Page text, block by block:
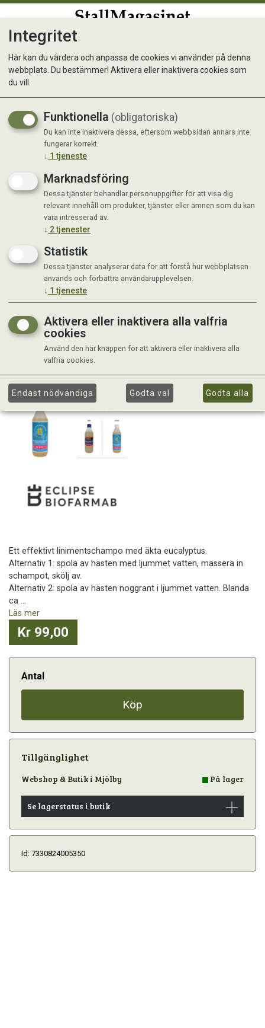
Muskelschampo med
linimenteffekt 0,5 L
Ett effektivt linimentschampo med äkta eucalyptus.
Alternativ 1: spola av hästen med ljummet vatten, massera in
schampot, skölj av.
Alternativ 2: spola av hästen noggrant i ljummet vatten. Blanda
ca ...
Läs mer
Kr 99,00
Antal
Köp
Tillgänglighet
Webshop & Butik i Mjölby På lager
Se lagerstatus i butik
Id: 7330824005350
Integritet
Här kan du värdera och anpassa de cookies vi använder på denna
webbplats. Du bestämmer! Aktivera eller inaktivera cookies som
du vill.
Funktionella (obligatoriska)
Du kan inte inaktivera dessa, eftersom webbsidan annars inte
fungerar korrekt.
↓ 1 tjeneste
Marknadsföring
Dessa tjänster behandlar personuppgifter för att visa dig
relevant innehåll om produkter, tjänster eller ämnen som du kan
vara intresserad av.
↓ 2tjenester
Statistik
Dessa tjänster analyserar data för att förstå hur webbplatsen
används och förbättra användarupplevelsen.
↓ 1 tjeneste
Aktivera eller inaktivera alla valfria
cookies
Använd den här knappen för att aktivera eller inaktivera alla
valfria cookies.
Endast nödvändiga Godta val Godta alla